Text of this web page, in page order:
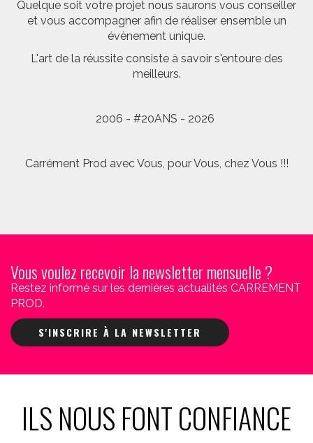
Quelque soit votre projet nous saurons vous conseiller
et vous accompagner afin de réaliser ensemble un
évènement unique.
L'art de la réussite consiste à savoir s'entoure des
meilleurs.
2006 - #20ANS - 2026
Carrément Prod avec Vous, pour Vous, chez Vous !!!
Vous voulez recevoir la newsletter mensuelle ?
Restez informé sur les dernières actualités CARREMENT
PROD.
S'INSCRIRE À LA NEWSLETTER
ILS NOUS FONT CONFIANCE